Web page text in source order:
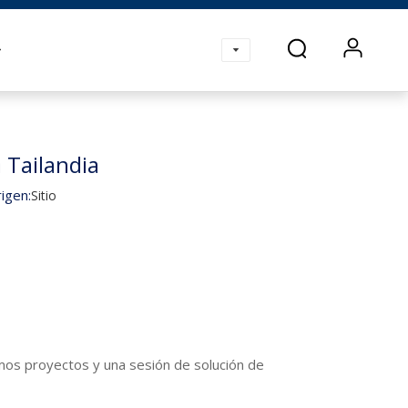
Sitio
proyectos y una sesión de solución de